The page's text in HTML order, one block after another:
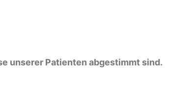
unserer Patienten abgestimmt sind.